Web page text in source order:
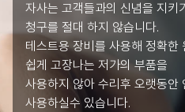
자사는 고객들과의 신념을 지키
청구를 절대 하지 않습니다.
테스트용 장비를 사용해 정확한
쉽게 고장나는 저가의 부품을
사용하지 않아 수리후 오랫동안
사용하실수 있습니다.